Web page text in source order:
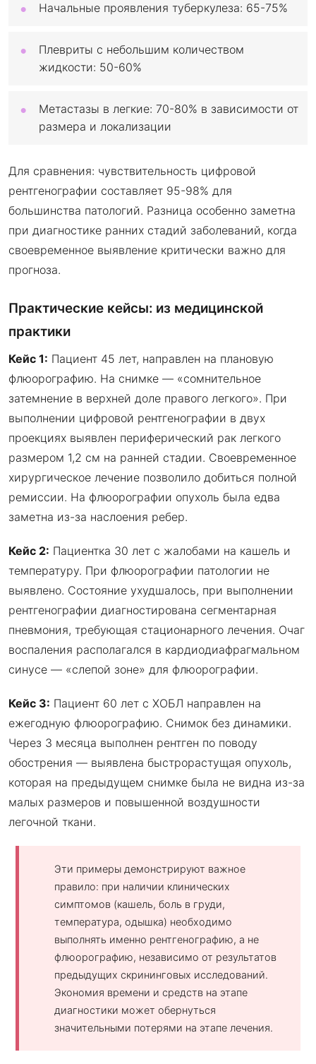
Начальные проявления туберкулеза: 65-75%
Плевриты с небольшим количеством
жидкости: 50-60%
Метастазы в легкие: 70-80% в зависимости от
размера и локализации
Для сравнения: чувствительность цифровой
рентгенографии составляет 95-98% для
большинства патологий. Разница особенно заметна
при диагностике ранних стадий заболеваний, когда
своевременное выявление критически важно для
прогноза.
Практические кейсы: из медицинской
практики
Кейс 1: Пациент 45 лет, направлен на плановую
флюорографию. На снимке — «сомнительное
затемнение в верхней доле правого легкого». При
выполнении цифровой рентгенографии в двух
проекциях выявлен периферический рак легкого
размером 1,2 см на ранней стадии. Своевременное
хирургическое лечение позволило добиться полной
ремиссии. На флюорографии опухоль была едва
заметна из-за наслоения ребер.
Кейс 2: Пациентка 30 лет с жалобами на кашель и
температуру. При флюорографии патологии не
выявлено. Состояние ухудшалось, при выполнении
рентгенографии диагностирована сегментарная
пневмония, требующая стационарного лечения. Очаг
воспаления располагался в кардиодиафрагмальном
синусе — «слепой зоне» для флюорографии.
Кейс 3: Пациент 60 лет с ХОБЛ направлен на
ежегодную флюорографию. Снимок без динамики.
Через 3 месяца выполнен рентген по поводу
обострения — выявлена быстрорастущая опухоль,
которая на предыдущем снимке была не видна из-за
малых размеров и повышенной воздушности
легочной ткани.
Эти примеры демонстрируют важное
правило: при наличии клинических
симптомов (кашель, боль в груди,
температура, одышка) необходимо
выполнять именно рентгенографию, а не
флюорографию, независимо от результатов
предыдущих скрининговых исследований.
Экономия времени и средств на этапе
диагностики может обернуться
значительными потерями на этапе лечения.